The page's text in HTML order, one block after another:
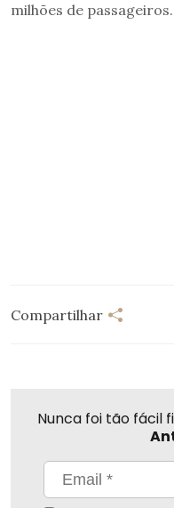
milhões de passageiros.
Compartilhar
Nunca foi tão fácil